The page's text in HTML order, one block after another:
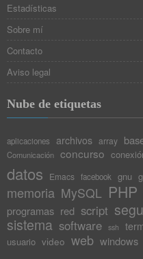
Estadísticas
Sobre mí
Contacto
Aviso legal
Nube de etiquetas
aplicaciones archivos array
Comunicación concurso
datos Emacs facebook gnu
memoria MySQL PHP
programas red script
sistema software ssh
usuario video web windows